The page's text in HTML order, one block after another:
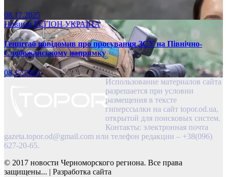
08.17.2025
НовиниРЕГІОНУКРАЇНА
Генштаб повідомив про просування ЗСУ на Північно-
Слобожанському напрямку
08.17.2025
Использование материалов сайта
разрешается при условии
размещения в тексте
гиперссылки на сайт topor.od.ua,
открытой для поисковых систем.
Контакты: электронная почта
gazeta.topor.od@gmail.com или телефон редакции – +38(096)
627-20-65.
© 2017 новости Черноморского региона. Все права
защищены... | Разработка сайта